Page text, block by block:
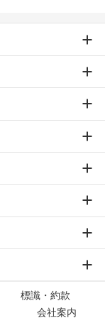
標識・約款
会社案内